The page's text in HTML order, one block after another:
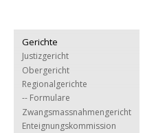
Gerichte
Justizgericht
Obergericht
Regionalgerichte
-- Formulare
Zwangsmassnahmengericht
Enteignungskommission